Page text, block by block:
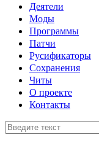
Деятели
Моды
Программы
Патчи
Русификаторы
Сохранения
Читы
О проекте
Контакты